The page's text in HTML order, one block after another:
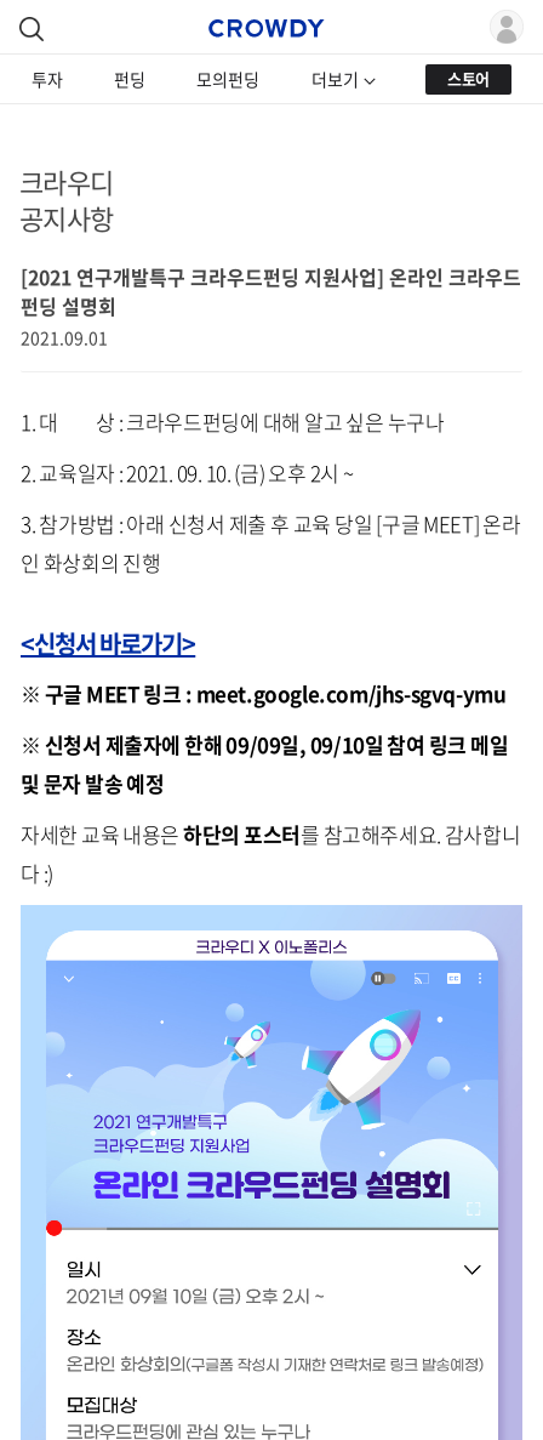
투자 펀딩 모의펀딩 더보기 스토어
크라우디
공지사항
[2021 연구개발특구 크라우드펀딩 지원사업] 온라인 크라우드
펀딩 설명회
2021.09.01
1. 대 상 : 크라우드펀딩에 대해 알고 싶은 누구나
2. 교육일자 : 2021. 09. 10. (금) 오후 2시 ~
3. 참가방법 : 아래 신청서 제출 후 교육 당일 [구글 MEET] 온라
인 화상회의 진행
<신청서 바로가기>
※ 구글 MEET 링크 : meet.google.com/jhs-sgvq-ymu
※ 신청서 제출자에 한해 09/09일, 09/10일 참여 링크 메일
및 문자 발송 예정
자세한 교육 내용은하단의 포스터를 참고해주세요. 감사합니
다 :)